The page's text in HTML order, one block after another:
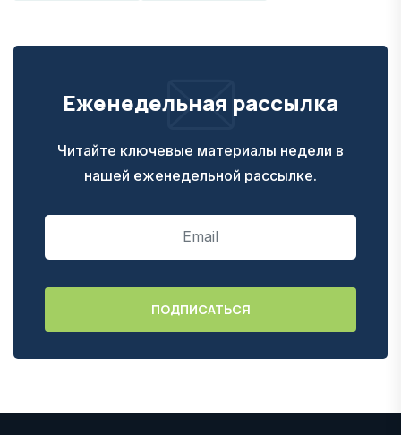
Еженедельная рассылка
Читайте ключевые материалы недели в
нашей еженедельной рассылке.